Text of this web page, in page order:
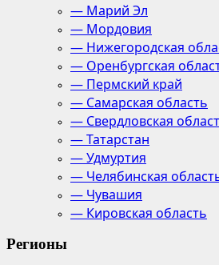
— Марий Эл
— Мордовия
— Нижегородская
— Оренбургская
— Пермский край
— Самарская область
— Свердловская
— Татарстан
— Удмуртия
— Челябинская
— Чувашия
— Кировская область
Регионы